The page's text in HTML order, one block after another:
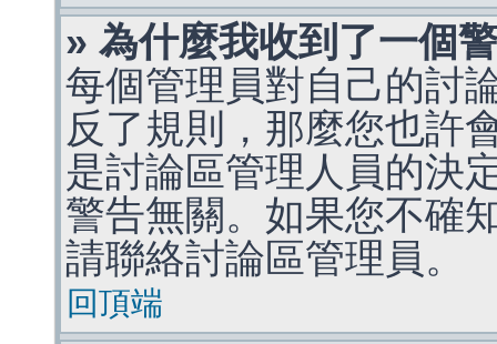
» 為什麼我收到了一個
每個管理員對自己的討
反了規則，那麼您也許
是討論區管理人員的決
警告無關。如果您不確
請聯絡討論區管理員。
回頂端